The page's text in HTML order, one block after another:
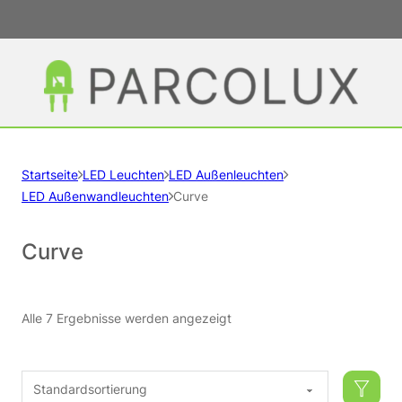
Startseite LED Leuchten LED Außenleuchten
LED Außenwandleuchten Curve
Curve
Alle 7 Ergebnisse werden angezeigt